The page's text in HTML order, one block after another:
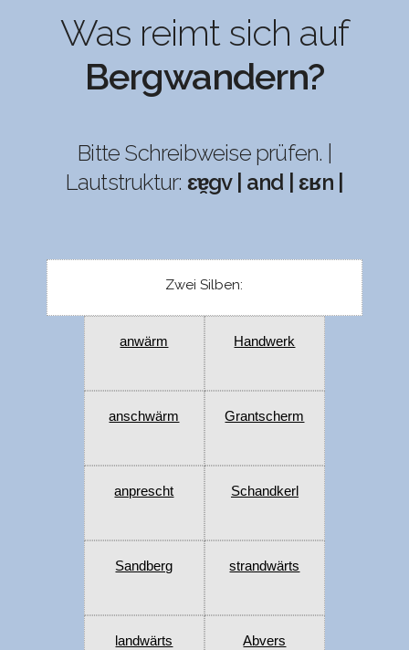
Was reimt sich auf
Bergwandern?
Bitte Schreibweise prüfen. |
Lautstruktur: ɛɐ̯gv | and | ɛʁn |
Zwei Silben:
anwärm Handwerk
anschwärm Grantscherm
anprescht Schandkerl
Sandberg strandwärts
landwärts Abvers